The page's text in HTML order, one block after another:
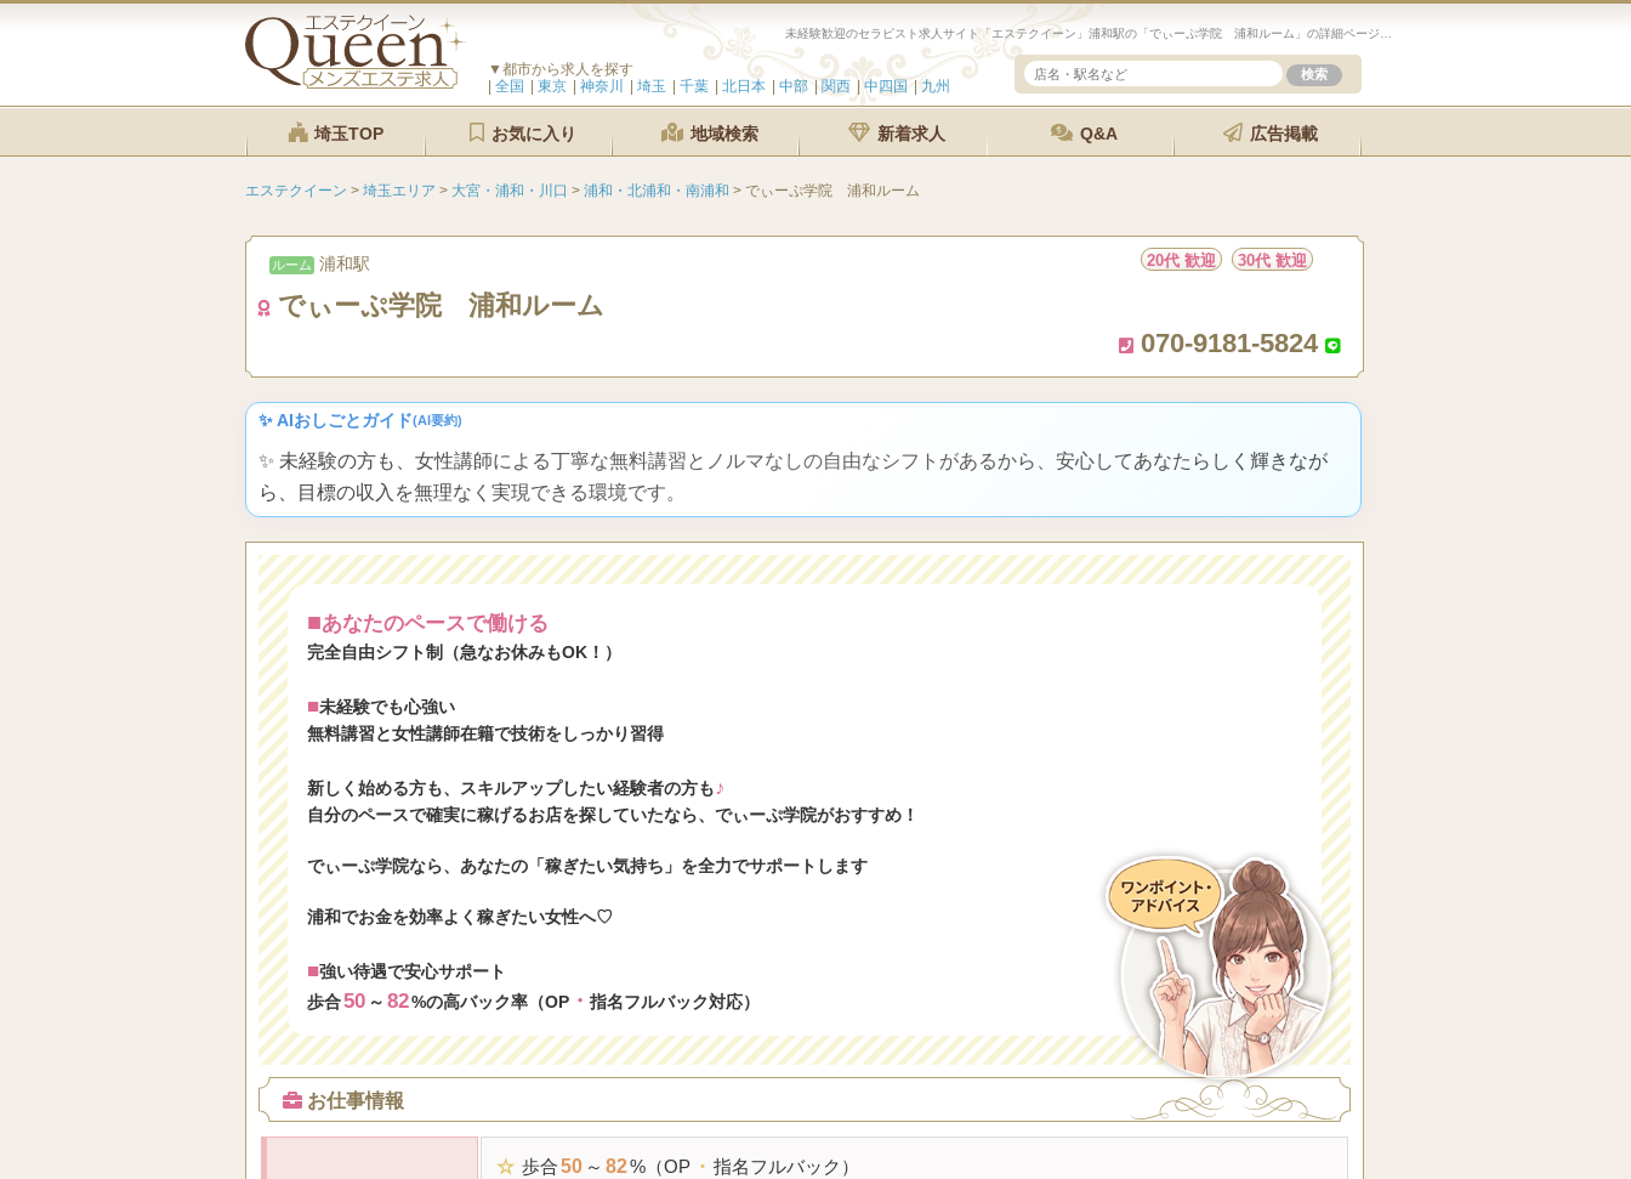
▼都市から求人を探す
全国
東京 神奈川 埼玉 千葉 北日本 中部 関西 中四国 九州
埼玉TOP お気に入り 地域検索 新着求人 Q&A 広告掲載
エステクイーン > 埼玉エリア > 大宮・浦和・川口 > 浦和・北浦和・南浦和 > でぃーぷ学院 浦和ルーム
ルーム 浦和駅 20代 歓迎 30代 歓迎
でぃーぷ学院 浦和ルーム
070-9181-5824
✨ AIおしごとガイド(AI要約)
✨ 未経験の方も、女性講師による丁寧な無料講習とノルマなしの自由なシフトがあるから、安心してあなたらしく輝きなが
ら、目標の収入を無理なく実現できる環境です。
■あなたのペースで働ける
完全自由シフト制（急なお休みもOK！）
■未経験でも心強い
無料講習と女性講師在籍で技術をしっかり習得
新しく始める方も、スキルアップしたい経験者の方も♪
自分のペースで確実に稼げるお店を探していたなら、でぃーぷ学院がおすすめ！
でぃーぷ学院なら、あなたの「稼ぎたい気持ち」を全力でサポートします
浦和でお金を効率よく稼ぎたい女性へ♡
■強い待遇で安心サポート
歩合50 ～ 82%の高バック率（OP ・ 指名フルバック対応）
お仕事情報
☆ 歩合50 ～ 82%（OP ・ 指名フルバック）